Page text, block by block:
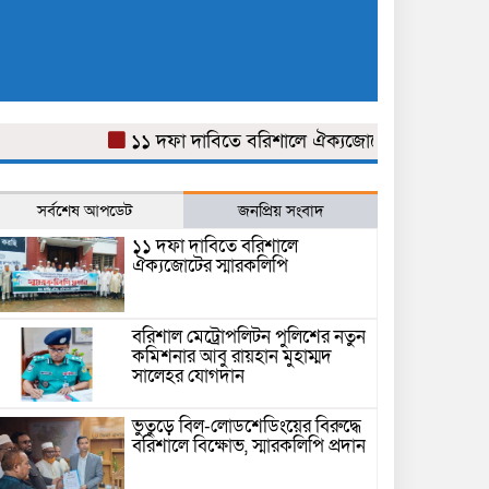
১১ দফা দাবিতে বরিশালে ঐক্যজোটের স্মারকলিপি
সর্বশেষ আপডেট জনপ্রিয় সংবাদ
১১ দফা দাবিতে বরিশালে
ঐক্যজোটের স্মারকলিপি
বরিশাল মেট্রোপলিটন পুলিশের নতুন
কমিশনার আবু রায়হান মুহাম্মদ
সালেহর যোগদান
ভুতুড়ে বিল-লোডশেডিংয়ের বিরুদ্ধে
বরিশালে বিক্ষোভ, স্মারকলিপি প্রদান